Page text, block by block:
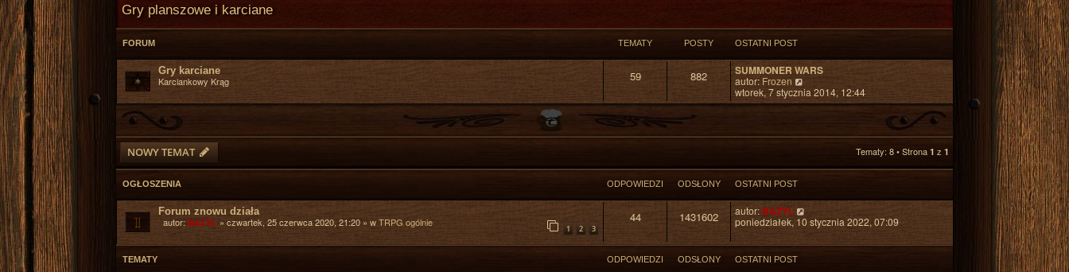
Gry planszowe i karciane
FORUM TEMATY POSTY OSTATNI POST
Gry karciane
Karciankowy Krąg 59 882 SUMMONER WARS
autor: Frozen
y
ś
e
n
n
o
w
z
wtorek, 7 stycznia 2014, 12:44
NOWY TEMAT Tematy: 8 • Strona 1 z 1
OGŁOSZENIA ODPOWIEDZI ODSŁONY OSTATNI POST
Forum znowu działa
autor: BAZYL »czwartek, 25 czerwca 2020, 21:20» wTRPG ogólnie
1 2 3
44 1431602 autor:BAZYL
poniedziałek, 10 stycznia 2022, 07:09
TEMATY ODPOWIEDZI ODSŁONY OSTATNI POST